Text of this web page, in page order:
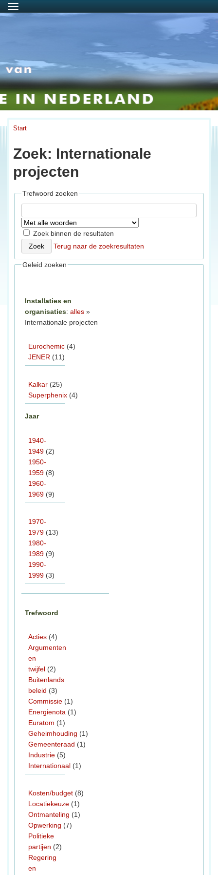
Menu
Start
Zoek: Internationale
projecten
Trefwoord zoeken
Zoek binnen de resultaten
Terug naar de zoekresultaten
Geleid zoeken
Installaties en
organisaties: alles »
Internationale projecten
Eurochemic (4)
JENER (11)
Kalkar (25)
Superphenix (4)
Jaar
1940-
1949 (2)
1950-
1959 (8)
1960-
1969 (9)
1970-
1979 (13)
1980-
1989 (9)
1990-
1999 (3)
Trefwoord
Acties (4)
Argumenten
en
twijfel (2)
Buitenlands
beleid (3)
Commissie (1)
Energienota (1)
Euratom (1)
Geheimhouding (1)
Gemeenteraad (1)
Industrie (5)
Internationaal (1)
Kosten/budget (8)
Locatiekeuze (1)
Ontmanteling (1)
Opwerking (7)
Politieke
partijen (2)
Regering
en